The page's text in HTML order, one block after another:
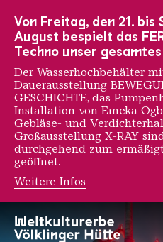
Von Freitag, den 21. bis
August bespielt das
Techno unser
Der Wasserhochbehälter
Dauerausstellung
GESCHICHTE, das
Installation von Emeka
Gebläse- und
Großausstellung X-RAY
durchgehend zum
geöffnet.
Weitere Infos